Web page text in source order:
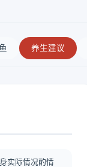
养生建议
实际情况酌情